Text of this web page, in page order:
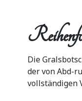
Die
der von Abd-
vollständigen